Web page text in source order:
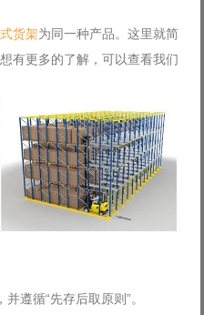
货架为同一种产品。这里就简
有更多的了解，可以查看我们
遵循“先存后取原则”。